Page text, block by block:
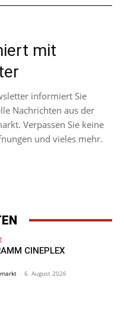
mit
informiert Sie
Nachrichten aus der
Verpassen Sie keine
und vieles mehr.
CINEPLEX
- 6. August 2026